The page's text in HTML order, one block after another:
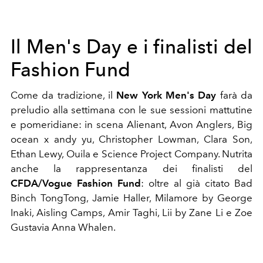
Il Men's Day e i finalisti del
Fashion Fund
Come da tradizione, il New York Men's Day farà da
preludio alla settimana con le sue sessioni mattutine
e pomeridiane: in scena Alienant, Avon Anglers, Big
ocean x andy yu, Christopher Lowman, Clara Son,
Ethan Lewy, Ouila e Science Project Company. Nutrita
anche la rappresentanza dei finalisti del
CFDA/Vogue Fashion Fund : oltre al già citato Bad
Binch TongTong, Jamie Haller, Milamore by George
Inaki, Aisling Camps, Amir Taghi, Lii by Zane Li e Zoe
Gustavia Anna Whalen.